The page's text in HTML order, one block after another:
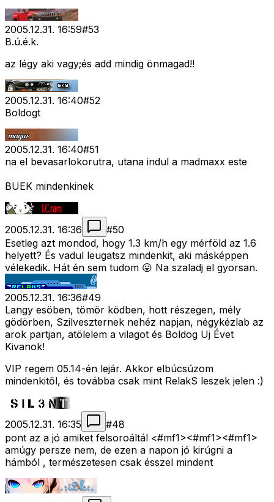
2005.12.31. 16:59#53
B.ú.é.k.
az légy aki vagy;és add mindig önmagad!!
2005.12.31. 16:40#52
Boldogt
2005.12.31. 16:40#51
na el bevasarlokorutra, utana indul a madmaxx este
BUEK mindenkinek
2005.12.31. 16:36 #50
Esetleg azt mondod, hogy 1.3 km/h egy mérföld az 1.6
helyett? És vadul leugatsz mindenkit, aki másképpen
vélekedik. Hát én sem tudom 😛 Na szaladj el gyorsan.
2005.12.31. 16:36#49
Langy esöben, tömör ködben, hott részegen, mély
gödörben, Szilveszternek nehéz napjan, négykézlab az
arok partjan, atölelem a vilagot és Boldog Uj Évet
Kivanok!
VIP regem 05.14-én lejár. Akkor elbúcsúzom
mindenkitől, és továbba csak mint RelakS leszek jelen :)
2005.12.31. 16:35 #48
pont az a jó amiket felsoroáltál <#mf1><#mf1><#mf1>
amúgy persze nem, de ezen a napon jó kirúgni a
hámból , természetesen csak ésszel mindent